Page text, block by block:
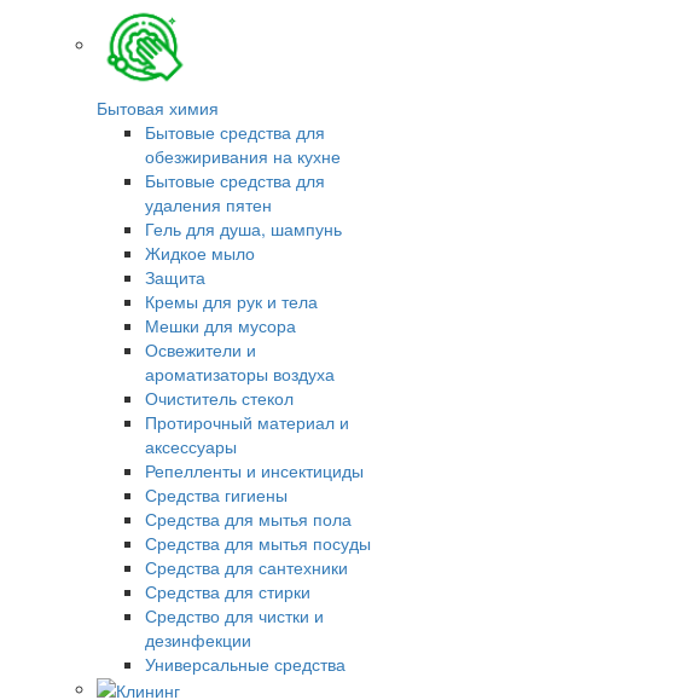
Бытовая химия
Бытовые средства для
обезжиривания на кухне
Бытовые средства для
удаления пятен
Гель для душа, шампунь
Жидкое мыло
Защита
Кремы для рук и тела
Мешки для мусора
Освежители и
ароматизаторы воздуха
Очиститель стекол
Протирочный материал и
аксессуары
Репелленты и инсектициды
Средства гигиены
Средства для мытья пола
Средства для мытья посуды
Средства для сантехники
Средства для стирки
Средство для чистки и
дезинфекции
Универсальные средства